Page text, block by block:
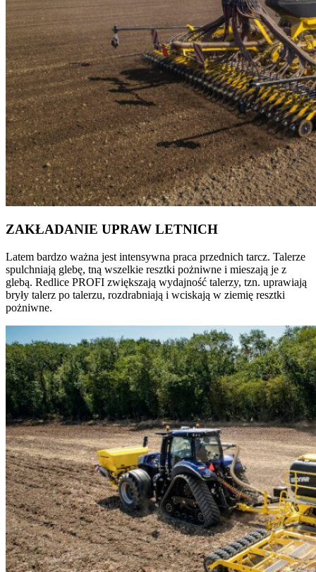
ZAKŁADANIE UPRAW LETNICH
Latem bardzo ważna jest intensywna praca przednich tarcz. Talerze
spulchniają glebę, tną wszelkie resztki pożniwne i mieszają je z
glebą. Redlice PROFI zwiększają wydajność talerzy, tzn. uprawiają
bryły talerz po talerzu, rozdrabniają i wciskają w ziemię resztki
pożniwne.